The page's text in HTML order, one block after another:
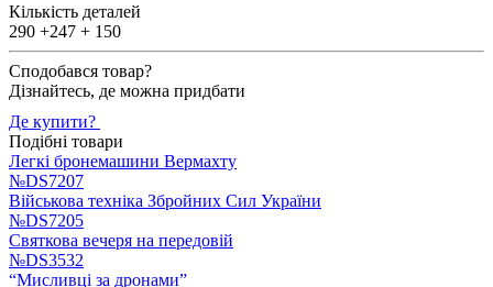
Кількість деталей
290 +247 + 150
Сподобався товар?
Дізнайтесь, де можна придбати
Де купити?
Подібні товари
Легкі бронемашини Вермахту
№DS7207
Військова техніка Збройних Сил України
№DS7205
Святкова вечеря на передовій
№DS3532
“Мисливці за дронами”